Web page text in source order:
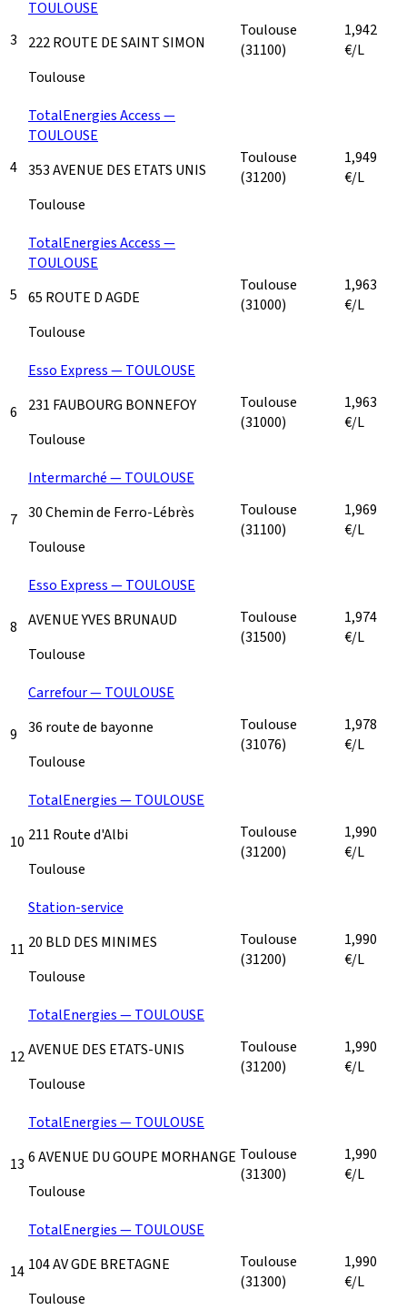
3
TOULOUSE
222 ROUTE DE SAINT SIMON
Toulouse
Toulouse
(31100)
1,942
€/L
4
TotalEnergies Access —
TOULOUSE
353 AVENUE DES ETATS UNIS
Toulouse
Toulouse
(31200)
1,949
€/L
5
TotalEnergies Access —
TOULOUSE
65 ROUTE D AGDE
Toulouse
Toulouse
(31000)
1,963
€/L
6
Esso Express — TOULOUSE
231 FAUBOURG BONNEFOY
Toulouse
Toulouse
(31000)
1,963
€/L
7
Intermarché — TOULOUSE
30 Chemin de Ferro-Lébrès
Toulouse
Toulouse
(31100)
1,969
€/L
8
Esso Express — TOULOUSE
AVENUE YVES BRUNAUD
Toulouse
Toulouse
(31500)
1,974
€/L
9
Carrefour — TOULOUSE
36 route de bayonne
Toulouse
Toulouse
(31076)
1,978
€/L
10
TotalEnergies — TOULOUSE
211 Route d'Albi
Toulouse
Toulouse
(31200)
1,990
€/L
11
Station-service
20 BLD DES MINIMES
Toulouse
Toulouse
(31200)
1,990
€/L
12
TotalEnergies — TOULOUSE
AVENUE DES ETATS-UNIS
Toulouse
Toulouse
(31200)
1,990
€/L
13
TotalEnergies — TOULOUSE
6 AVENUE DU GOUPE MORHANGE
Toulouse
Toulouse
(31300)
1,990
€/L
14
TotalEnergies — TOULOUSE
104 AV GDE BRETAGNE
Toulouse
Toulouse
(31300)
1,990
€/L